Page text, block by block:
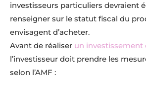
investisseurs particuliers devraient
renseigner sur le statut fiscal du
envisagent d’acheter.
Avant de réaliser un investissement
l’investisseur doit prendre les
selon l’AMF :